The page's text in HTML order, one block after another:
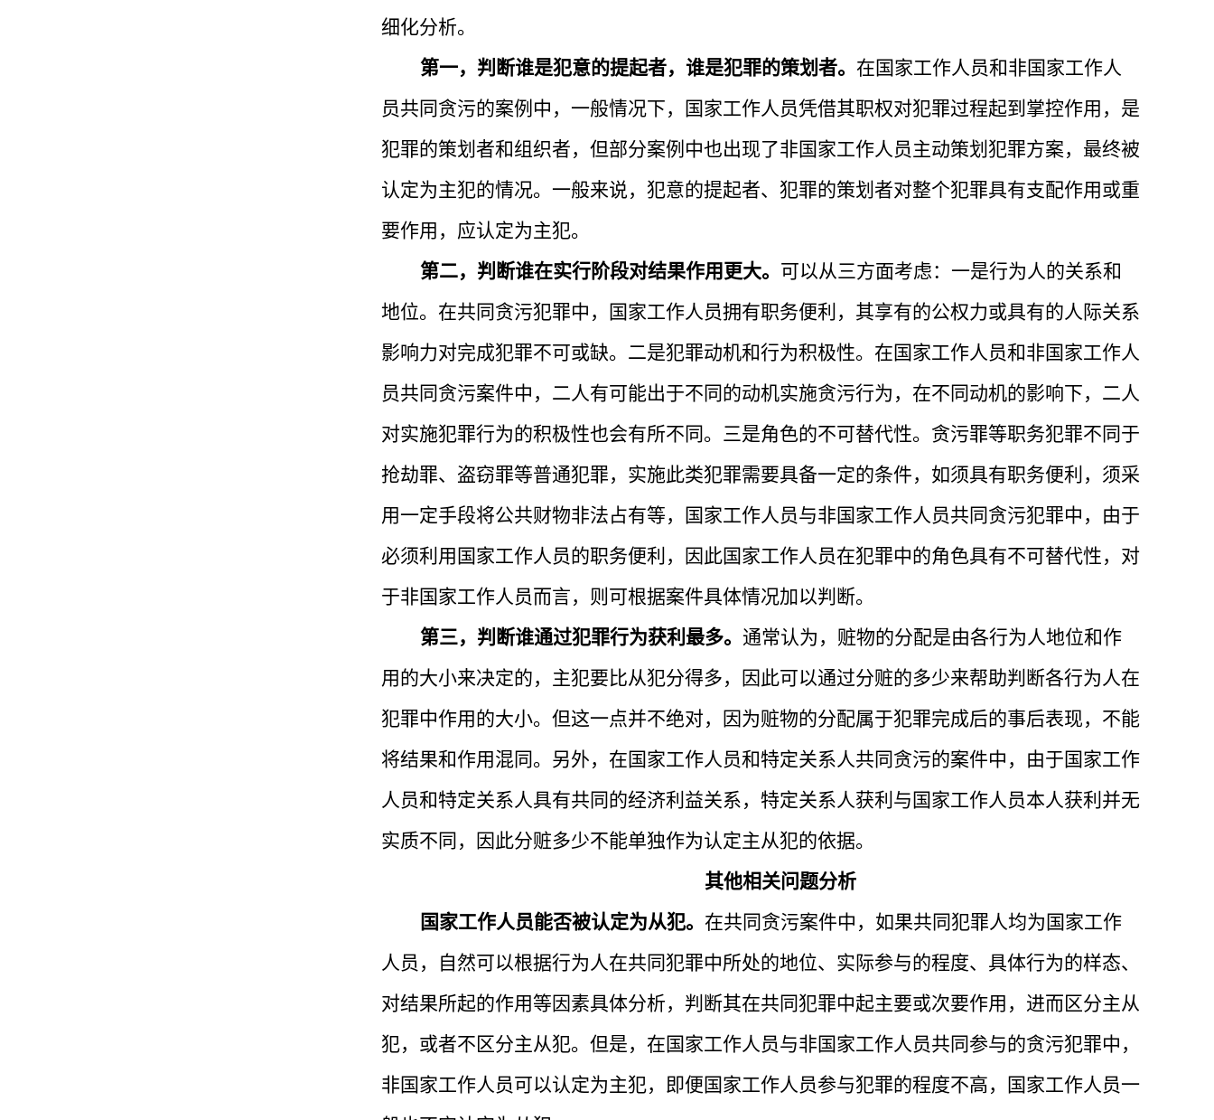
细化分析。
第一，判断谁是犯意的提起者，谁是犯罪的策划者。 在国家工作人员和非国家工作人
员共同贪污的案例中，一般情况下，国家工作人员凭借其职权对犯罪过程起到掌控作用，是
犯罪的策划者和组织者，但部分案例中也出现了非国家工作人员主动策划犯罪方案，最终被
认定为主犯的情况。一般来说，犯意的提起者、犯罪的策划者对整个犯罪具有支配作用或重
要作用，应认定为主犯。
第二，判断谁在实行阶段对结果作用更大。 可以从三方面考虑：一是行为人的关系和
地位。在共同贪污犯罪中，国家工作人员拥有职务便利，其享有的公权力或具有的人际关系
影响力对完成犯罪不可或缺。二是犯罪动机和行为积极性。在国家工作人员和非国家工作人
员共同贪污案件中，二人有可能出于不同的动机实施贪污行为，在不同动机的影响下，二人
对实施犯罪行为的积极性也会有所不同。三是角色的不可替代性。贪污罪等职务犯罪不同于
抢劫罪、盗窃罪等普通犯罪，实施此类犯罪需要具备一定的条件，如须具有职务便利，须采
用一定手段将公共财物非法占有等，国家工作人员与非国家工作人员共同贪污犯罪中，由于
必须利用国家工作人员的职务便利，因此国家工作人员在犯罪中的角色具有不可替代性，对
于非国家工作人员而言，则可根据案件具体情况加以判断。
第三，判断谁通过犯罪行为获利最多。 通常认为，赃物的分配是由各行为人地位和作
用的大小来决定的，主犯要比从犯分得多，因此可以通过分赃的多少来帮助判断各行为人在
犯罪中作用的大小。但这一点并不绝对，因为赃物的分配属于犯罪完成后的事后表现，不能
将结果和作用混同。另外，在国家工作人员和特定关系人共同贪污的案件中，由于国家工作
人员和特定关系人具有共同的经济利益关系，特定关系人获利与国家工作人员本人获利并无
实质不同，因此分赃多少不能单独作为认定主从犯的依据。
其他相关问题分析
国家工作人员能否被认定为从犯。 在共同贪污案件中，如果共同犯罪人均为国家工作
人员，自然可以根据行为人在共同犯罪中所处的地位、实际参与的程度、具体行为的样态、
对结果所起的作用等因素具体分析，判断其在共同犯罪中起主要或次要作用，进而区分主从
犯，或者不区分主从犯。但是，在国家工作人员与非国家工作人员共同参与的贪污犯罪中，
非国家工作人员可以认定为主犯，即便国家工作人员参与犯罪的程度不高，国家工作人员一